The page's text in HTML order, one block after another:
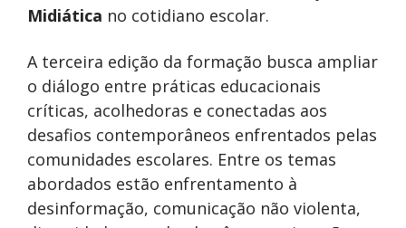
Midiática no cotidiano escolar.
A terceira edição da formação busca ampliar
o diálogo entre práticas educacionais
críticas, acolhedoras e conectadas aos
desafios contemporâneos enfrentados pelas
comunidades escolares. Entre os temas
abordados estão enfrentamento à
desinformação, comunicação não violenta,